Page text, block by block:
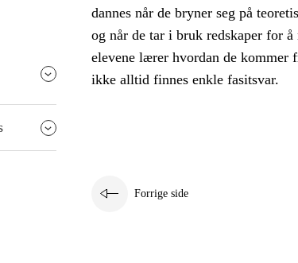
dannes når de bryner seg på
og når de tar i bruk redskaper for
elevene lærer hvordan de kommer
ikke alltid finnes enkle fasitsvar.
Forrige side